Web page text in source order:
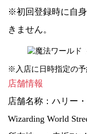
※初回登録時に自
きません。
※入店に日時指定の予
店舗情報
店舗名称： ハリー
Wizarding World